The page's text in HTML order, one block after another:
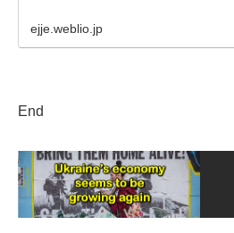
ejje.weblio.jp
End